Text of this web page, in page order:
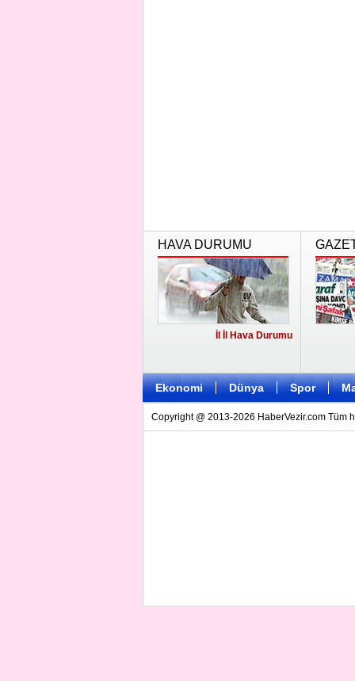
HAVA DURUMU
İl İl Hava Durumu
Ekonomi Dünya Spor
Copyright @ 2013-2026 HaberVezir.com Tüm